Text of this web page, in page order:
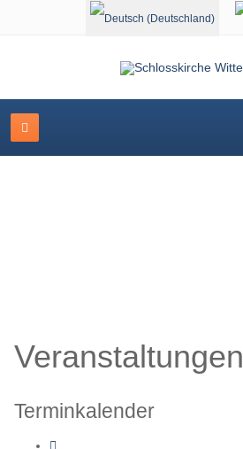
Sprache auswählen
Veranstaltungen
Terminkalender